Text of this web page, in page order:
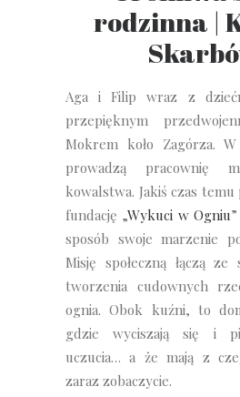
rodzinna |
Aga i Filip wraz z
przepięknym
Mokrem koło Zagórza.
prowadzą pracownię
kowalstwa. Jakiś czas temu
fundację „Wykuci wOgniu
sposób swoje marzenie
Misję społeczną łączą
tworzenia cudownych
ognia. Obok kuźni, to
gdzie wyciszają się i
uczucia… a że mają z
zaraz zobaczycie.